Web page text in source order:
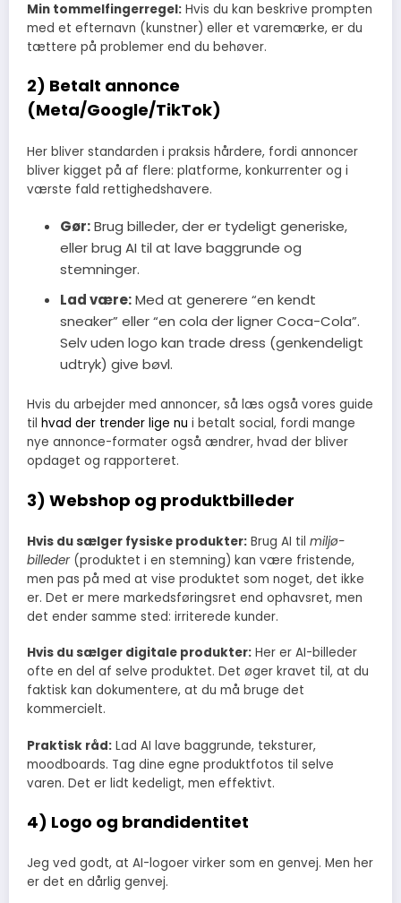
Min tommelfingerregel: Hvis du kan beskrive prompten
med et efternavn (kunstner) eller et varemærke, er du
tættere på problemer end du behøver.
2) Betalt annonce
(Meta/Google/TikTok)
Her bliver standarden i praksis hårdere, fordi annoncer
bliver kigget på af flere: platforme, konkurrenter og i
værste fald rettighedshavere.
Gør:Brug billeder, der er tydeligt generiske,
eller brug AI til at lave baggrunde og
stemninger.
Lad være:Med at generere “en kendt
sneaker” eller “en cola der ligner Coca-Cola”.
Selv uden logo kan trade dress (genkendeligt
udtryk) give bøvl.
Hvis du arbejder med annoncer, så læs også vores guide
til hvad der trender lige nu i betalt social, fordi mange
nye annonce-formater også ændrer, hvad der bliver
opdaget og rapporteret.
3) Webshop og produktbilleder
Hvis du sælger fysiske produkter: Brug AI til miljø-
billeder(produktet i en stemning) kan være fristende,
men pas på med at vise produktet som noget, det ikke
er. Det er mere markedsføringsret end ophavsret, men
det ender samme sted: irriterede kunder.
Hvis du sælger digitale produkter: Her er AI-billeder
ofte en del af selve produktet. Det øger kravet til, at du
faktisk kan dokumentere, at du må bruge det
kommercielt.
Praktisk råd: Lad AI lave baggrunde, teksturer,
moodboards. Tag dine egne produktfotos til selve
varen. Det er lidt kedeligt, men effektivt.
4) Logo og brandidentitet
Jeg ved godt, at AI-logoer virker som en genvej. Men her
er det en dårlig genvej.